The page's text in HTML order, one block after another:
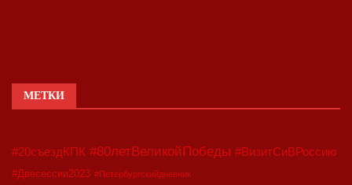
МЕТКИ
#20съездКПК #80летВеликойПобеды #ВизитСиВРоссию
#Двесессии2023 #Петербургскийдневник